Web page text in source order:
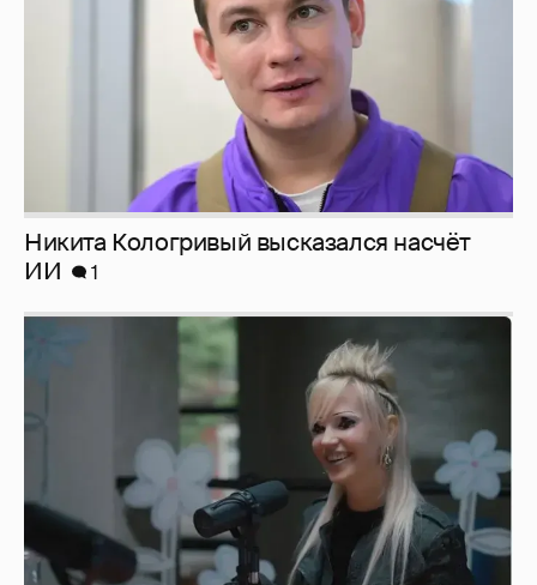
Певица Глюкоза рассказала о съёмках для
эротического журнала
3